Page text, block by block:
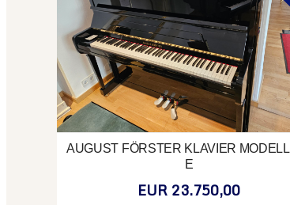
AUGUST FÖRSTER KLAVIER
E
EUR 23.750,00